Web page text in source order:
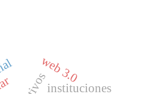
instituciones
web 3.0